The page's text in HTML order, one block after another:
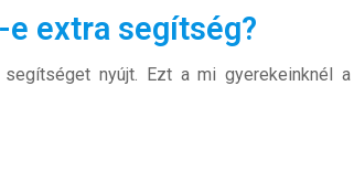
extra segítség?
nyújt. Ezt a mi gyerekeinknél a